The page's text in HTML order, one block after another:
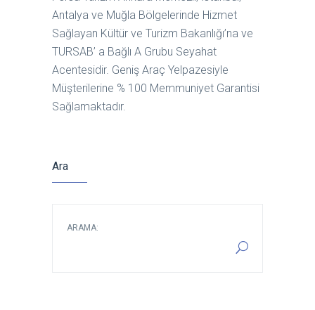
Antalya ve Muğla Bölgelerinde Hizmet
Sağlayan Kültür ve Turizm Bakanlığı’na ve
TURSAB’ a Bağlı A Grubu Seyahat
Acentesidir. Geniş Araç Yelpazesiyle
Müşterilerine % 100 Memmuniyet Garantisi
Sağlamaktadır.
Ara
ARAMA: